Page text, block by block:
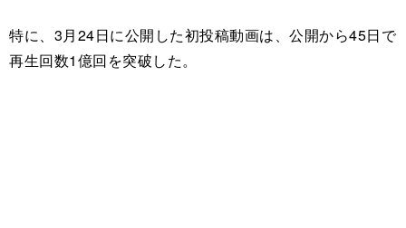
特に、3月24日に公開した初投稿動画は、公開から45日で
再生回数1億回を突破した。